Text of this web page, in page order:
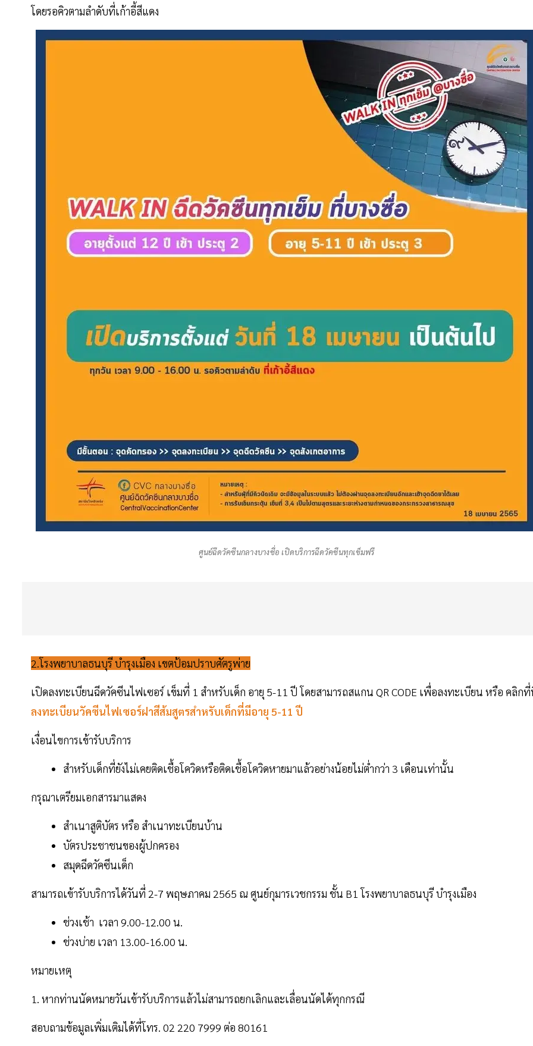
โดยรอคิวตามลำดับที่เก้าอี้สีแดง
ศูนย์ฉีดวัคซีนกลางบางซื่อ เปิดบริการฉีดวัคซีนทุกเข็มฟรี
2.โรงพยาบาลธนบุรี บำรุงเมือง เขตป้อมปราบศัตรูพ่าย
เปิดลงทะเบียนฉีดวัคซีนไฟเซอร์ เข็มที่ 1 สำหรับเด็ก อายุ 5-11 ปี โดยสามารถสแกน QR CODE เพื่อลงทะเบียน หรือ คลิก
ลงทะเบียนวัคซีนไฟเซอร์ฝาสีส้มสูตรสำหรับเด็กที่มีอายุ 5-11 ปี
เงื่อนไขการเข้ารับบริการ
สำหรับเด็กที่ยังไม่เคยติดเชื้อโควิดหรือติดเชื้อโควิดหายมาแล้วอย่างน้อยไม่ต่ำกว่า 3 เดือนเท่านั้น
กรุณาเตรียมเอกสารมาแสดง
สำเนาสูติบัตร หรือ สำเนาทะเบียนบ้าน
บัตรประชาชนของผู้ปกครอง
สมุดฉีดวัคซีนเด็ก
สามารถเข้ารับบริการได้วันที่ 2-7 พฤษภาคม 2565 ณ ศูนย์กุมารเวชกรรม ชั้น B1 โรงพยาบาลธนบุรี บำรุงเมือง
ช่วงเช้า เวลา 9.00-12.00 น.
ช่วงบ่าย เวลา 13.00-16.00 น.
หมายเหตุ
1. หากท่านนัดหมายวันเข้ารับบริการแล้วไม่สามารถยกเลิกและเลื่อนนัดได้ทุกกรณี
สอบถามข้อมูลเพิ่มเติมได้ที่โทร. 02 220 7999 ต่อ 80161